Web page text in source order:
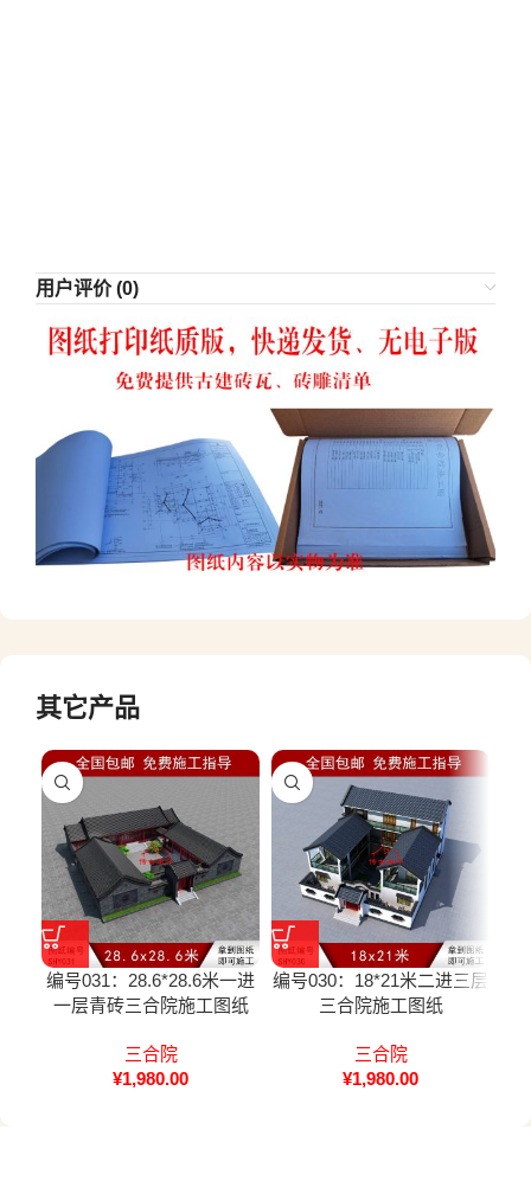
用户评价 (0)
其它产品
编号031：28.6*28.6米一进
一层青砖三合院施工图纸
三合院
¥1,980.00
编号030：18*21米二进三层
三合院施工图纸
三合院
¥1,980.00